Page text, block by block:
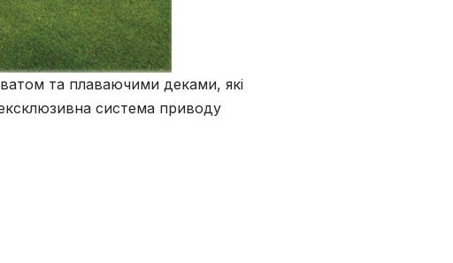
та плаваючими деками, які
система приводу